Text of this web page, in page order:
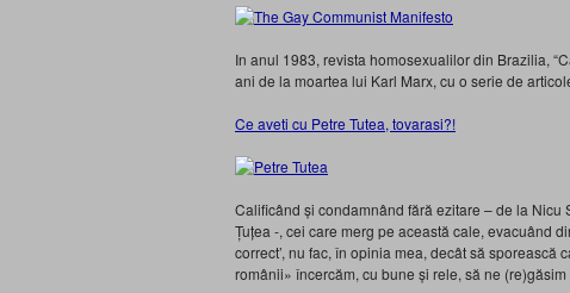
In anul 1983, revista homosexualilor din Brazilia,
ani de la moartea lui Karl Marx, cu o serie de
Ce aveti cu Petre Tutea, tovarasi?!
Calificând și condamnând fără ezitare – de la
Țuțea -, cei care merg pe această cale, evacuând
correct’, nu fac, în opinia mea, decât să
românii» încercăm, cu bune și rele, să ne